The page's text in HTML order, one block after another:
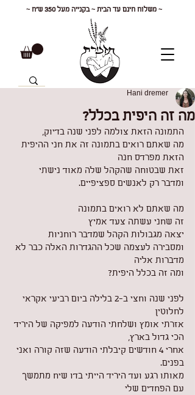
~ משלוח חינם עד הבית ~ בקנייה מעל 350 ש"ח ~
מה זה היפית בכלל?
Hani dremer
התמונה הזאת צולמה לפני שנה בדיוק,
מה שאתם רואים בתמונה זה את חני ההיפית
הזאת מפרדס חנה
זאת שבטוחה שהקהל שלה מאוד נישתי
ומדבר רק לאנשים ספציפיים.
מה שאתם לא רואים בתמונה
זה שחני עשתה צעד אמיץ
יצאה מגבולות הקהל שמדבר רוחניות
ומסבירה לעצמה שכל ההגדרות האלה כבר לא
מדברות אליה
ומה זה בכלל היפית?
לפני שנה וחצי ב-2 בלילה ביום רביעי אקראי
לחלוטין
אזרתי אומץ ושלחתי הודעה למפיקה של היריד
הכי גדול בארץ,
אחרי 4 חודשים קיבלתי הודעה שזה קורה ואני
בפנים.
מאותו רגע ועד היריד הייתי בדו שיח מתמשך
עם הפחדים שלי